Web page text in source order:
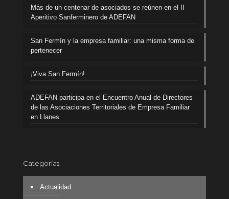
Más de un centenar de asociados se reúnen en el II
Aperitivo Sanferminero de ADEFAN
San Fermín y la empresa familiar: una misma forma de
pertenecer
¡Viva San Fermín!
ADEFAN participa en el Encuentro Anual de Directores
de las Asociaciones Territoriales de Empresa Familiar
en Llanes
Categorías
Actualidad